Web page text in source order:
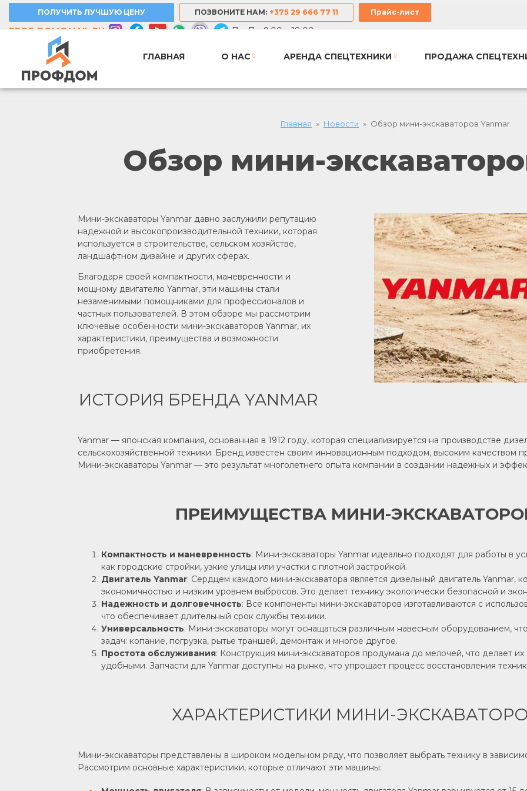
ПОЛУЧИТЬ ЛУЧШУЮ ЦЕНУ ПОЗВОНИТЕ НАМ: +375 29 666 77 11 Прайс-лист
PROF-DOM@MAIL.RU Пн–Пт: 9:00 – 18:00
ГЛАВНАЯ О НАС АРЕНДА СПЕЦТЕХНИКИ ПРОДАЖА
Главная Новости Обзор мини-экскаваторов Yanmar
Обзор мини-
Мини-экскаваторы Yanmar давно заслужили репутацию
надежной и высокопроизводительной техники, которая
используется в строительстве, сельском хозяйстве,
ландшафтном дизайне и других сферах.
Благодаря своей компактности, маневренности и
мощному двигателю Yanmar, эти машины стали
незаменимыми помощниками для профессионалов и
частных пользователей. В этом обзоре мы рассмотрим
ключевые особенности мини-экскаваторов Yanmar, их
характеристики, преимущества и возможности
приобретения.
ИСТОРИЯ БРЕНДА YANMAR
Yanmar — японская компания, основанная в 1912 году, которая специализируется на производстве
сельскохозяйственной техники. Бренд известен своим инновационным подходом, высоким качеством
Мини-экскаваторы Yanmar — это результат многолетнего опыта компании в создании надежных и
ПРЕИМУЩЕСТВА МИНИ-ЭКСКАВАТОРОВ
Компактность и маневренность: Мини-экскаваторы Yanmar идеально подходят для работы в
как городские стройки, узкие улицы или участки с плотной застройкой.
Двигатель Yanmar: Сердцем каждого мини-экскаватора является дизельный двигатель Yanmar,
экономичностью и низким уровнем выбросов. Это делает технику экологически безопасной и
Надежность и долговечность: Все компоненты мини-экскаваторов изготавливаются с
что обеспечивает длительный срок службы техники.
Универсальность: Мини-экскаваторы могут оснащаться различным навесным оборудованием,
задач: копание, погрузка, рытье траншей, демонтаж и многое другое.
Простота обслуживания: Конструкция мини-экскаваторов продумана до мелочей, что делает
удобными. Запчасти для Yanmar доступны на рынке, что упрощает процесс восстановления
ХАРАКТЕРИСТИКИ МИНИ-
Мини-экскаваторы представлены в широком модельном ряду, что позволяет выбрать технику в
Рассмотрим основные характеристики, которые отличают эти машины: